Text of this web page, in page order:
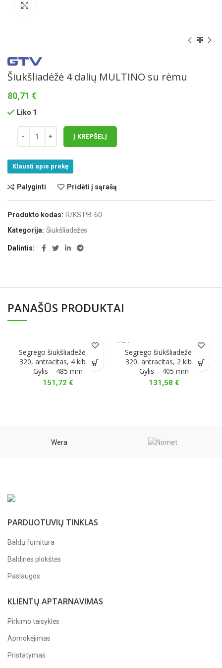
Šiukšliadėžė 4 dalių MULTINO su rėmu
80,71 €
Liko 1
Į KREPŠELĮ
Klausti apie prekę
Palyginti Pridėti į sąrašą
Produkto kodas: R/KS.PB-60
Kategorija: Šiukšliadėžės
Dalintis
PANAŠŪS PRODUKTAI
Segrego šiukšliadežė, H-
320, antracitas, 4 kibirai,
Gylis – 485 mm
151,72 €
NĖRA
Segrego šiukšliadežė, H-
320, antracitas, 2 kibirai,
Gylis – 405 mm
131,58 €
Wera
PARDUOTUVIŲ TINKLAS
Baldų furnitūra
Baldinės plokštės
Paslaugos
KLIENTŲ APTARNAVIMAS
Pirkimo taisyklės
Apmokėjimas
Pristatymas